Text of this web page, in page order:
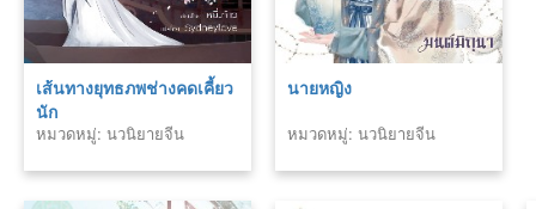
เส้นทางยุทธภพช่างคดเคี้ยว
นัก
หมวดหมู่: นวนิยายจีน
นายหญิง
หมวดหมู่: นวนิยายจีน